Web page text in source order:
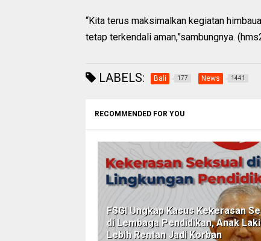
“Kita terus maksimalkan kegiatan
tetap terkendali aman,”sambungnya.
LABELS: Bali 177 News 1441
RECOMMENDED FOR YOU
FSGI Ungkap Kasus Kekerasan
di Lembaga Pendidikan, Anak
Lebih Rentan Jadi Korban